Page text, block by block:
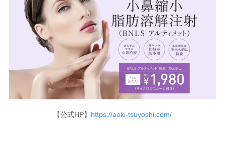
【公式HP】 https://aoki-tsuyoshi.com/